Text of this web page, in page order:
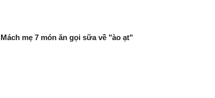
Mách mẹ 7 món ăn gọi sữa về "ào ạt"